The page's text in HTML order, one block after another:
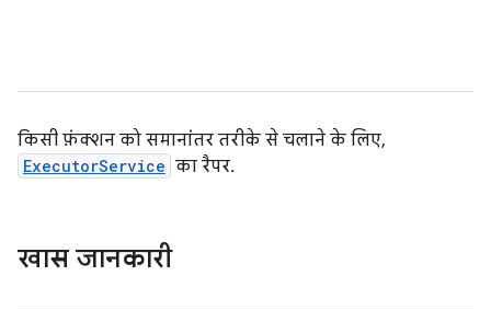
किसी फ़ंक्शन को समानांतर तरीके से चलाने के लिए,
ExecutorService का रैपर.
खास जानकारी